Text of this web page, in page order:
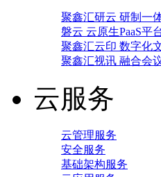
聚鑫汇研云 研制一
磐云 云原生PaaS平
聚鑫汇云印 数字化
聚鑫汇视讯 融合会
云服务
云管理服务
安全服务
基础架构服务